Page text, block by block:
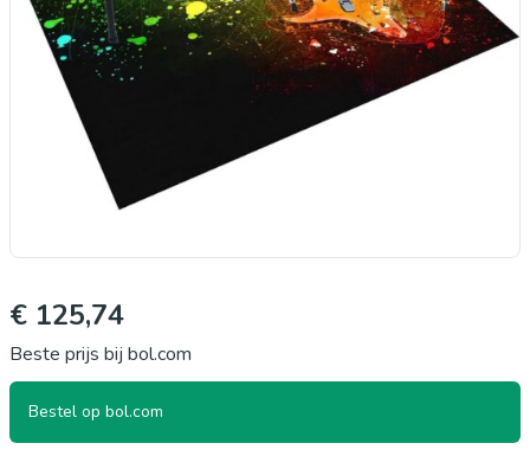
€ 125,74
Beste prijs bij bol.com
Bestel op bol.com